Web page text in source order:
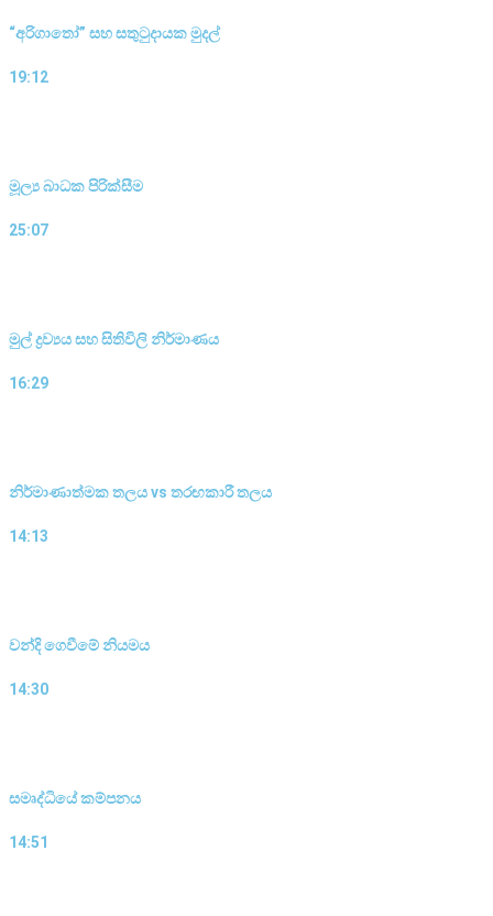
“අරිගාතෝ” සහ සතුටුදායක මුදල්
19:12
මූල්‍ය බාධක පිරික්සීම
25:07
මුල් ද්‍රව්‍යය සහ සිතිවිලි නිර්මාණය
16:29
නිර්මාණාත්මක තලය vs තරඟකාරී තලය
14:13
වන්දි ගෙවීමේ නියමය
14:30
සමෘද්ධියේ කම්පනය
14:51